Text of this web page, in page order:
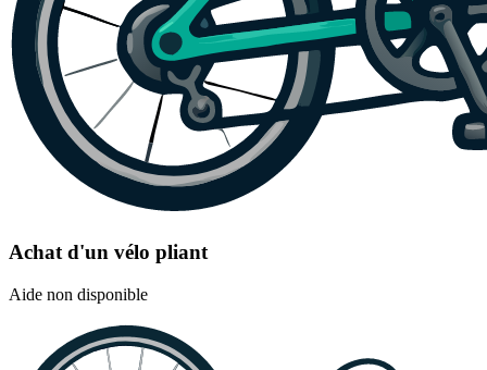
Achat d'un vélo pliant
Aide non disponible